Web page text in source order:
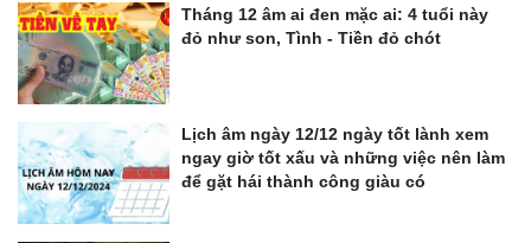
Tháng 12 âm ai đen mặc ai: 4 tuổi này
đỏ như son, Tình - Tiền đỏ chót
Lịch âm ngày 12/12 ngày tốt lành xem
ngay giờ tốt xấu và những việc nên làm
để gặt hái thành công giàu có